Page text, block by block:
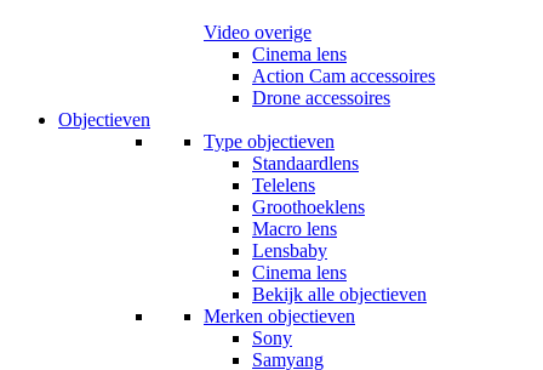
Video overige
Cinema lens
Action Cam accessoires
Drone accessoires
Objectieven
Type objectieven
Standaardlens
Telelens
Groothoeklens
Macro lens
Lensbaby
Cinema lens
Bekijk alle objectieven
Merken objectieven
Sony
Samyang